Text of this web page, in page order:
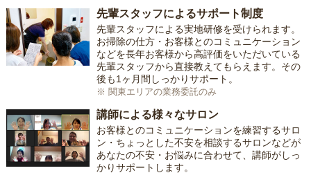
先輩スタッフによるサポート制度
先輩スタッフによる実地研修を受けられます。
お掃除の仕方・お客様とのコミュニケーション
などを長年お客様から高評価をいただいている
先輩スタッフから直接教えてもらえます。その
後も1ヶ月間しっかりサポート。
※ 関東エリアの業務委託のみ
講師による様々なサロン
お客様とのコミュニケーションを練習するサロ
ン・ちょっとした不安を相談するサロンなどが
あなたの不安・お悩みに合わせて、講師がしっ
かりサポートします。